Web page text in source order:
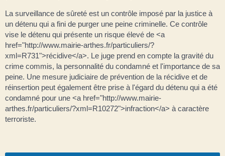
La surveillance de sûreté est un contrôle imposé par la justice à
un détenu qui a fini de purger une peine criminelle. Ce contrôle
vise le détenu qui présente un risque élevé de <a
href="http://www.mairie-arthes.fr/particuliers/?
xml=R731">récidive</a>. Le juge prend en compte la gravité du
crime commis, la personnalité du condamné et l'importance de sa
peine. Une mesure judiciaire de prévention de la récidive et de
réinsertion peut également être prise à l'égard du détenu qui a été
condamné pour une <a href="http://www.mairie-
arthes.fr/particuliers/?xml=R10272">infraction</a> à caractère
terroriste.